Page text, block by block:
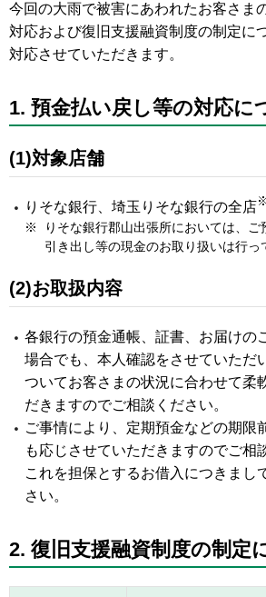
今回の大雨で被害にあわれたお客さま
対応および復旧支援融資制度の制定に
対応させていただきます。
1. 預金払い戻し等の対応に
(1)対象店舗
りそな銀行、埼玉りそな銀行の全店
※
りそな銀行郡山出張所においては、
引き出し等の現金のお取り扱いは行っ
(2)お取扱内容
各銀行の預金通帳、証書、お届けの
場合でも、本人確認をさせていただ
ついてお客さまの状況に合わせて柔
だきますのでご相談ください。
ご事情により、定期預金などの期限
も応じさせていただきますのでご相
これを担保とするお借入につきまし
さい。
2. 復旧支援融資制度の制定